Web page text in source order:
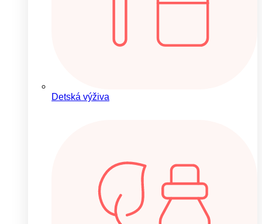
Detská výživa